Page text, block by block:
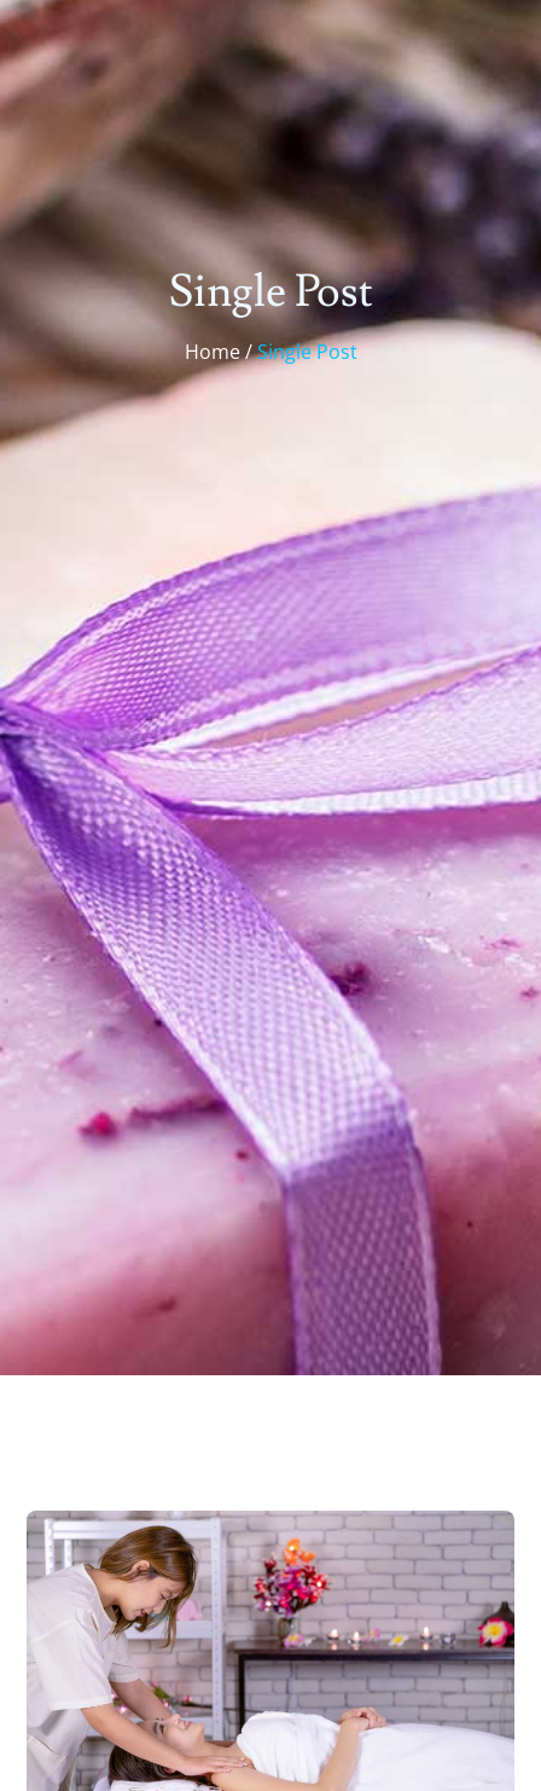
Single Post
Home /Single Post